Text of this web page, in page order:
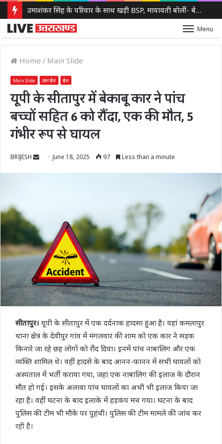
उमाशंकर सिंह के परिवार के साथ खड़ी BSP, मायावती बोलीं- बेटे को देंगे आगे बढ़ने का मौका
Menu
Home / Main Slide
Main Slide उत्तर प्रदेश प्रदेश
यूपी के सीतापुर में बेकाबू कार ने पांच
बच्चों सहित 6 को रौंदा, एक की मौत, 5
गंभीर रूप से घायल
BRIJESH
SendJune 18, 2025 97 Less than a minute
सीतापुर। यूपी के सीतापुर में एक दर्दनाक हादसा हुआ है। यहां कमलापुर
थाना क्षेत्र के देवीपुर गांव में मंगलवार की शाम को एक कार ने सड़क
किनारे जा रहे छह लोगों को रौंद दिया। इनमें पांच नाबालिग और एक
व्यक्ति शामिल थे। वहीं हादसे के बाद आनन-फानन में सभी घायलों को
अस्पताल में भर्ती कराया गया, जहां एक नाबालिग की इलाज के दौरान
मौत हो गई। इसके अलावा पांच घायलों का अभी भी इलाज किया जा
रहा है। वहीं घटना के बाद इलाके में हड़कंप मच गया। घटना के बाद
पुलिस की टीम भी मौके पर पुहंची। पुलिस की टीम मामले की जांच कर
रही है।